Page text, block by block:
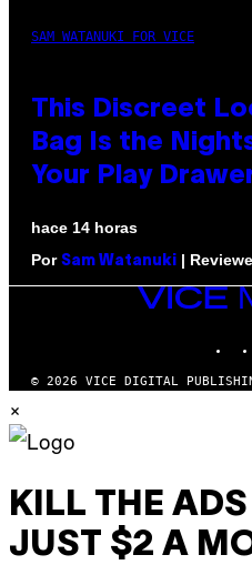
SAM WATANUKI FOR VICE
This Discreet
Bag Is the
Your Play
hace 14 horas
Por Sam Watanuki |
VICE
MEDIA
© 2026 VICE DIGITAL
×
KILL THE
JUST $2 A